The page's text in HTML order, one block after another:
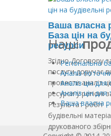
Ваша власна
База цін на
ресурси
Згідно Договору
послуги доручає
провести аналіз
ресурси у регіоні
Результат робіт -
будівельні
друкованого
Наші
Регіональна
Аналіз
Аналіз цін
Аналіз цін для
Ваша власна